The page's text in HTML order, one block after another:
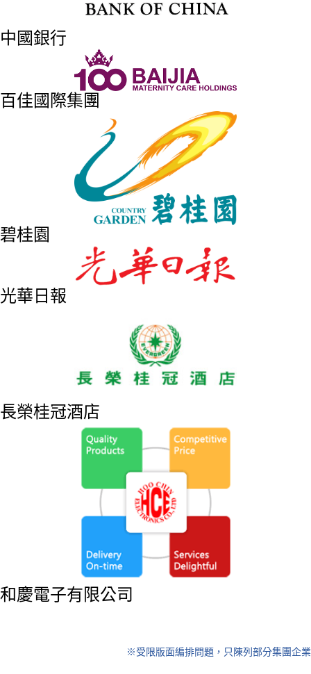
中國銀行
百佳國際集團
碧桂園
光華日報
長榮桂冠酒店
和慶電子有限公司
※受限版面編排問題，只陳列部分集團企業